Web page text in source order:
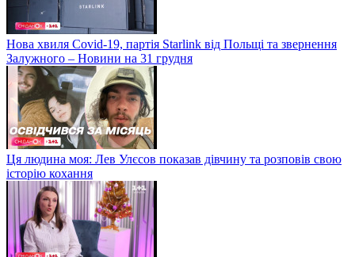
Нова хвиля Covid-19, партія Starlink від Польщі та звернення
Залужного – Новини на 31 грудня
Ця людина моя: Лев Улєсов показав дівчину та розповів свою
історію кохання